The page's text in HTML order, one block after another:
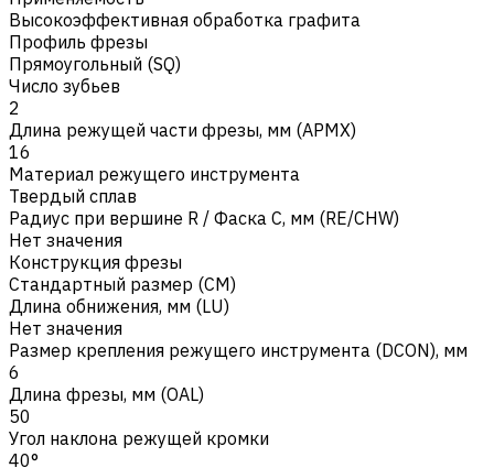
Высокоэффективная обработка графита
Профиль фрезы
Прямоугольный (SQ)
Число зубьев
2
Длина режущей части фрезы, мм (APMX)
16
Материал режущего инструмента
Твердый сплав
Радиус при вершине R / Фаска C, мм (RE/CHW)
Нет значения
Конструкция фрезы
Стандартный размер (CM)
Длина обнижения, мм (LU)
Нет значения
Размер крепления режущего инструмента (DCON), мм
6
Длина фрезы, мм (OAL)
50
Угол наклона режущей кромки
40°